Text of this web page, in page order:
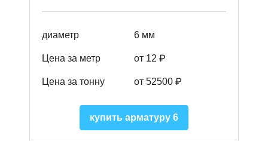
диаметр 6 мм
Цена за метр от 12 ₽
Цена за тонну от 52500 ₽
купить арматуру 6